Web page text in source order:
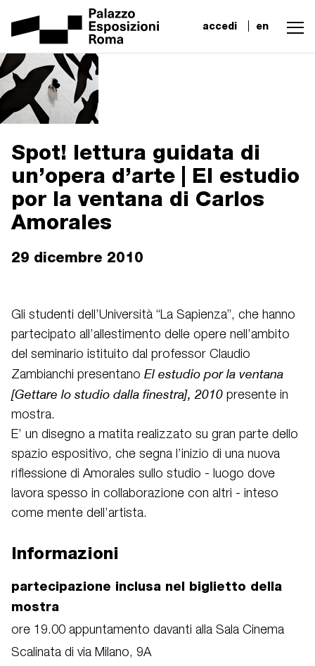
accedi en
Spot! lettura guidata di
un’opera d’arte | El estudio
por la ventana di Carlos
Amorales
29 dicembre 2010
Gli studenti dell’Università “La Sapienza”, che hanno
partecipato all’allestimento delle opere nell’ambito
del seminario istituito dal professor Claudio
Zambianchi presentano El estudio por la ventana
[Gettare lo studio dalla finestra], 2010 presente in
mostra.
E’ un disegno a matita realizzato su gran parte dello
spazio espositivo, che segna l’inizio di una nuova
riflessione di Amorales sullo studio - luogo dove
lavora spesso in collaborazione con altri - inteso
come mente dell’artista.
Informazioni
partecipazione inclusa nel biglietto della
mostra
ore 19.00 appuntamento davanti alla Sala Cinema
Scalinata di via Milano, 9A